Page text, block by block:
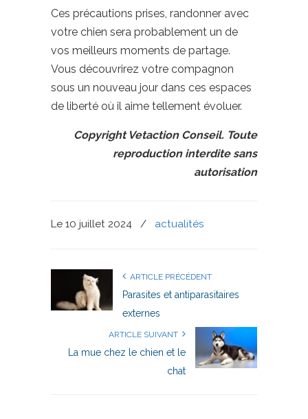
Ces précautions prises, randonner avec
votre chien sera probablement un de
vos meilleurs moments de partage.
Vous découvrirez votre compagnon
sous un nouveau jour dans ces espaces
de liberté où il aime tellement évoluer.
Copyright Vetaction Conseil. Toute
reproduction interdite sans
autorisation
Le 10 juillet 2024 / actualités
ARTICLE PRÉCÉDENT
Parasites et antiparasitaires
externes
ARTICLE SUIVANT
La mue chez le chien et le
chat